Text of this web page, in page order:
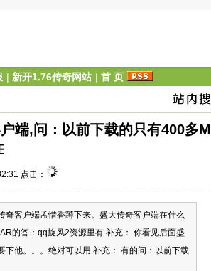
| 新开1.76传奇网站 | 首 页
端,问：以前下载的只有400多M
点击：
客户端孟惜香蹲下来。盛大传奇客户端在什么
的答：qq旋风2资源里有 补充： 你看见后面盛
他。。。绝对可以用 补充： 有的问：以前下载